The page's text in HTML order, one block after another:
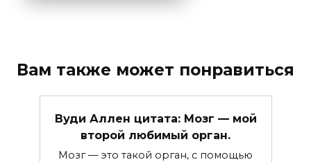
Вам также может понравиться
Вуди Аллен цитата: Мозг — мой
второй любимый орган.
Мозг — это такой орган, с помощью